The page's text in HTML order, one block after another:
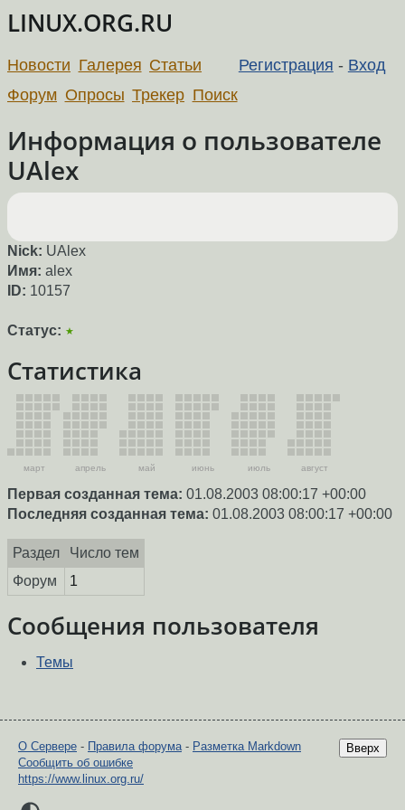
LINUX.ORG.RU
Регистрация - Вход
Новости Галерея Статьи
Форум Опросы Трекер Поиск
Информация о пользователе
UAlex
Nick: UAlex
Имя: alex
ID: 10157
Статус: ★
Статистика
март апрель май июнь июль август
Первая созданная тема: 01.08.2003 08:00:17 +00:00
Последняя созданная тема: 01.08.2003 08:00:17 +00:00
Раздел
Число тем
Форум
1
Сообщения пользователя
Темы
Вверх
О Сервере - Правила форума - Разметка Markdown
Сообщить об ошибке
https://www.linux.org.ru/